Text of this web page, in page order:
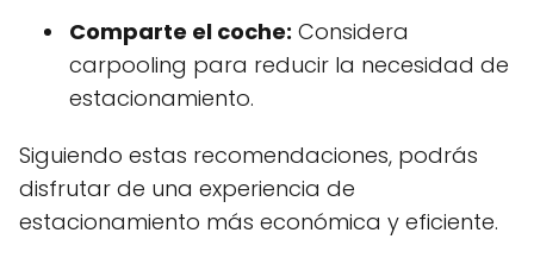
Comparte el coche: Considera
carpooling para reducir la necesidad de
estacionamiento.
Siguiendo estas recomendaciones, podrás
disfrutar de una experiencia de
estacionamiento más económica y eficiente.